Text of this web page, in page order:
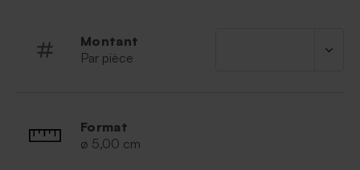
Matière : verre + bois pour l'étiquette
Diamètre de l'étiquette : 5 cm
Texte gravé dans l’étiquette en bois. Aucune
encre n’est utilisée.
Montant
Par pièce
Format
ø 5,00 cm